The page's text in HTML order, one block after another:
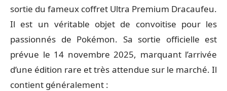
sortie du fameux coffret Ultra Premium Dracaufeu.
Il est un véritable objet de convoitise pour les
passionnés de Pokémon. Sa sortie officielle est
prévue le 14 novembre 2025, marquant l’arrivée
d’une édition rare et très attendue sur le marché. Il
contient généralement :